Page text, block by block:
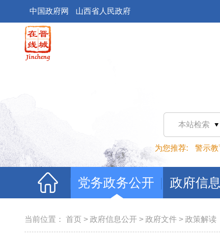
中国政府网 山西省人民政府
本站检索
为您推荐: 警示教
党务政务公开 政府信
当前位置： 首页 > 政府信息公开 > 政府文件 > 政策解读